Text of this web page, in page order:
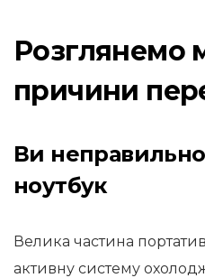
Розглянемо
причини
Ви
ноутбук
Велика частина
активну систему